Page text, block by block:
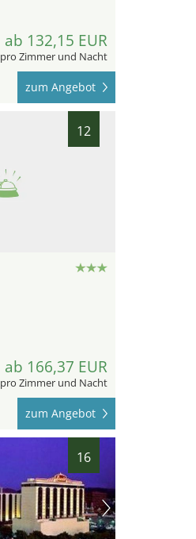
ab 132,15 EUR
pro Zimmer und Nacht
zum Angebot
12
ab 166,37 EUR
pro Zimmer und Nacht
zum Angebot
16